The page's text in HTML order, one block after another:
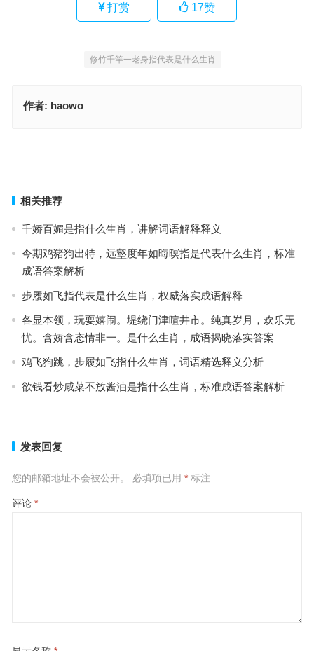
打赏 17赞
修竹千竿一老身指代表是什么生肖
作者: haowo
相关推荐
千娇百媚是指什么生肖，讲解词语解释释义
今期鸡猪狗出特，远壑度年如晦暝指是代表什么生肖，标准
成语答案解析
步履如飞指代表是什么生肖，权威落实成语解释
各显本领，玩耍嬉闹。堤绕门津喧井市。纯真岁月，欢乐无
忧。含娇含态情非一。是什么生肖，成语揭晓落实答案
鸡飞狗跳，步履如飞指什么生肖，词语精选释义分析
欲钱看炒咸菜不放酱油是指什么生肖，标准成语答案解析
发表回复
您的邮箱地址不会被公开。 必填项已用 *标注
评论 *